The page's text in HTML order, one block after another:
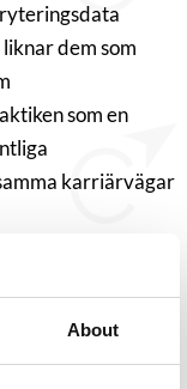
About
dem som
som en
karriärvägar
om demografi.
ledarskapsstil
snävar in